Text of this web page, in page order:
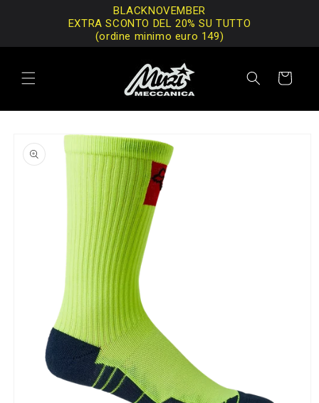
BLACKNOVEMBER
EXTRA SCONTO DEL 20% SU TUTTO
(ordine minimo euro 149)
ai contenuti
Carrello
informazioni
sul prodotto